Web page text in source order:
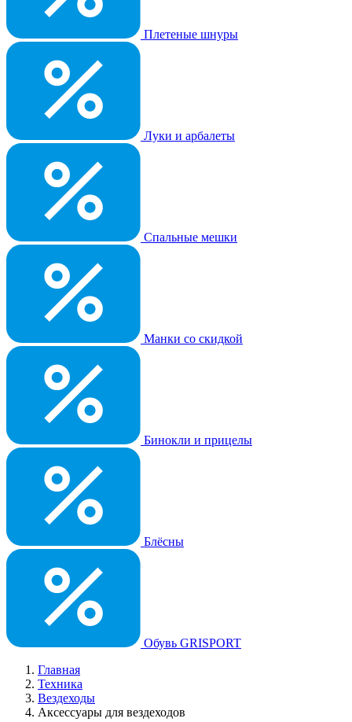
Плетеные шнуры
Луки и арбалеты
Спальные мешки
Манки со скидкой
Бинокли и прицелы
Блёсны
Обувь GRISPORT
Главная
Техника
Вездеходы
Аксессуары для вездеходов